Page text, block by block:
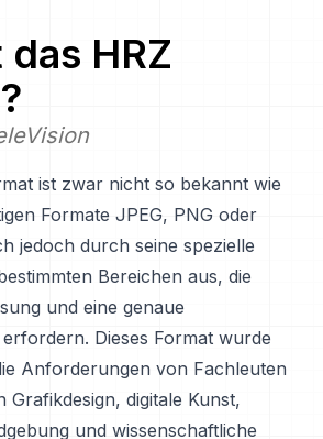
das HRZ
ist zwar nicht so bekannt wie
Formate JPEG, PNG oder
jedoch durch seine spezielle
Bereichen aus, die
und eine genaue
Dieses Format wurde
Anforderungen von Fachleuten
Grafikdesign, digitale Kunst,
und wissenschaftliche